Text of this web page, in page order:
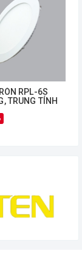
phúc của chúng
RPL-6S
TRUNG TÍNH